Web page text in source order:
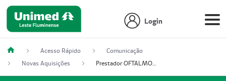
Login
Acesso Rápido
Comunicação
Novas Aquisições
Prestador OFTALMOCLÍNICA SÃO GONÇALO (55004164-2)